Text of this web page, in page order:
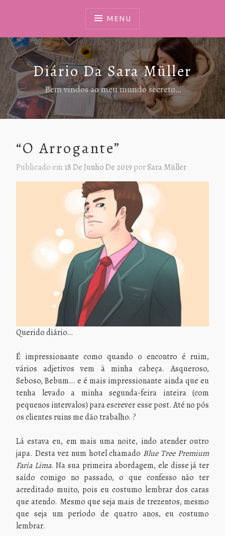
MENU
Diário Da Sara Müller
Bem vindos ao meu mundo secreto…
“O Arrogante”
Publicado em 18 De Junho De 2019 porSara Müller
Querido diário…
É impressionante como quando o encontro é ruim,
vários adjetivos vem à minha cabeça. Asqueroso,
Seboso, Bebum… e é mais impressionante ainda que eu
tenha levado a minha segunda-feira inteira (com
pequenos intervalos) para escrever esse post. Até no pós
os clientes ruins me dão trabalho. ?
Lá estava eu, em mais uma noite, indo atender outro
japa. Desta vez num hotel chamado Blue Tree Premium
Faria Lima. Na sua primeira abordagem, ele disse já ter
saído comigo no passado, o que confesso não ter
acreditado muito, pois eu costumo lembrar dos caras
que atendo. Mesmo que seja mais de trezentos, mesmo
que seja um período de quatro anos, eu costumo
lembrar.